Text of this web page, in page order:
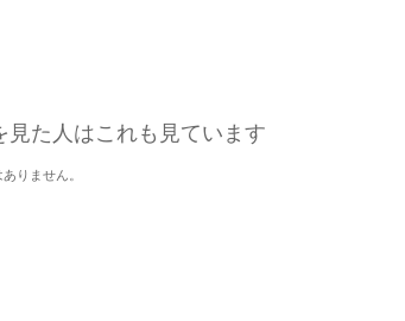
見た人はこれも見ています
りません。